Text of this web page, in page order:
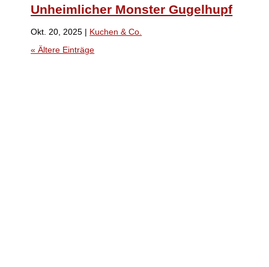
Unheimlicher Monster Gugelhupf
Okt. 20, 2025 | Kuchen & Co.
« Ältere Einträge